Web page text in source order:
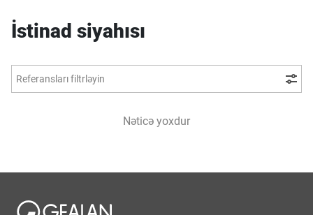
İstinad siyahısı
Referansları filtrləyin
Nəticə yoxdur